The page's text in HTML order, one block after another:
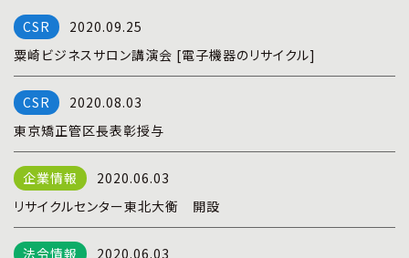
全国事業所紹介
2020.09.25
粟崎ビジネスサロン講演会 [電子機器のリサイクル]
2020.08.03
東京矯正管区長表彰授与
2020.06.03
リサイクルセンター東北大衡 開設
2020.06.03